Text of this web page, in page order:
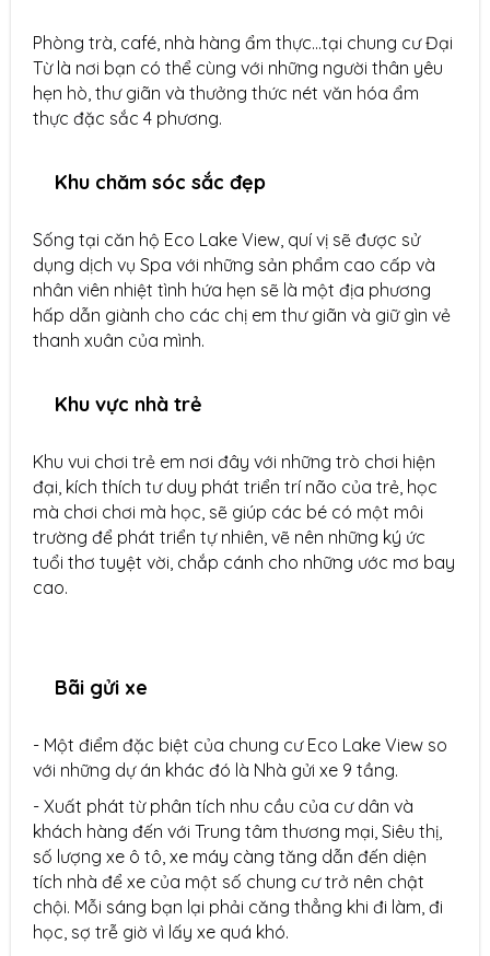
Phòng trà, café, nhà hàng ẩm thực…tại chung cư Đại
Từ là nơi bạn có thể cùng với những người thân yêu
hẹn hò, thư giãn và thưởng thức nét văn hóa ẩm
thực đặc sắc 4 phương.
Khu chăm sóc sắc đẹp
Sống tại căn hộ Eco Lake View, quí vị sẽ được sử
dụng dịch vụ Spa với những sản phẩm cao cấp và
nhân viên nhiệt tình hứa hẹn sẽ là một địa phương
hấp dẫn giành cho các chị em thư giãn và giữ gìn vẻ
thanh xuân của mình.
Khu vực nhà trẻ
Khu vui chơi trẻ em nơi đây với những trò chơi hiện
đại, kích thích tư duy phát triển trí não của trẻ, học
mà chơi chơi mà học, sẽ giúp các bé có một môi
trường để phát triển tự nhiên, vẽ nên những ký ức
tuổi thơ tuyệt vời, chắp cánh cho những ước mơ bay
cao.
Bãi gửi xe
- Một điểm đặc biệt của chung cư Eco Lake View so
với những dự án khác đó là Nhà gửi xe 9 tầng.
- Xuất phát từ phân tích nhu cầu của cư dân và
khách hàng đến với Trung tâm thương mại, Siêu thị,
số lượng xe ô tô, xe máy càng tăng dẫn đến diện
tích nhà để xe của một số chung cư trở nên chật
chội. Mỗi sáng bạn lại phải căng thẳng khi đi làm, đi
học, sợ trễ giờ vì lấy xe quá khó.